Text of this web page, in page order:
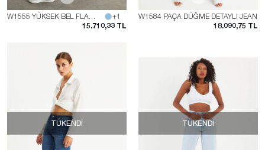
W1555 YÜKSEK BEL FLARE JEAN
+1
15.710,33 TL
W1584 PAÇA DÜĞME DETAYLI JEAN
18.090,75 TL
TÜKENDI TÜKENDI